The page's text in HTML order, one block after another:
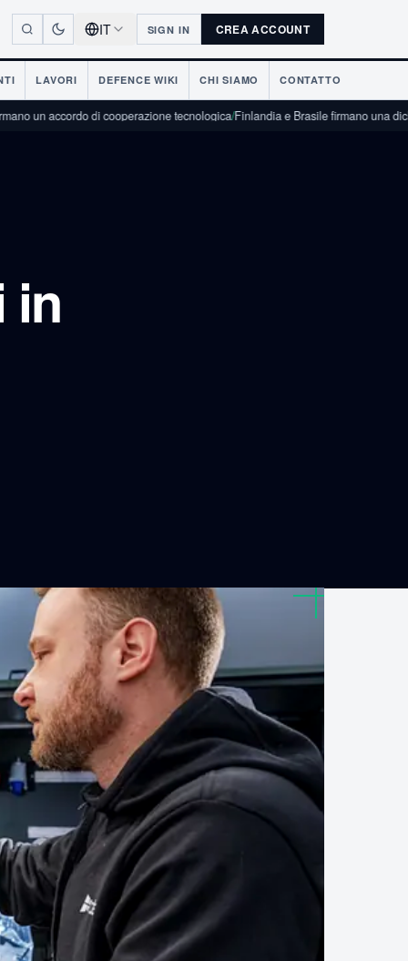
IT SIGN IN CREA ACCOUNT
LAVORI DEFENCE WIKI CHI SIAMO CONTATTO
di cooperazione tecnologica/Finlandia e Brasile firmano una dichiarazione
in